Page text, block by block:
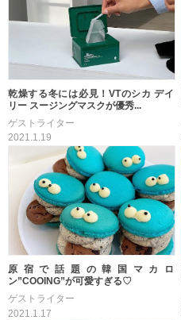
乾燥する冬には必見！VTのシカ デイ
リー スージングマスクが優秀...
ゲストライター
2021.1.19
原宿で話題の韓国マカロ
ン”COOING”が可愛すぎる♡
ゲストライター
2021.1.17